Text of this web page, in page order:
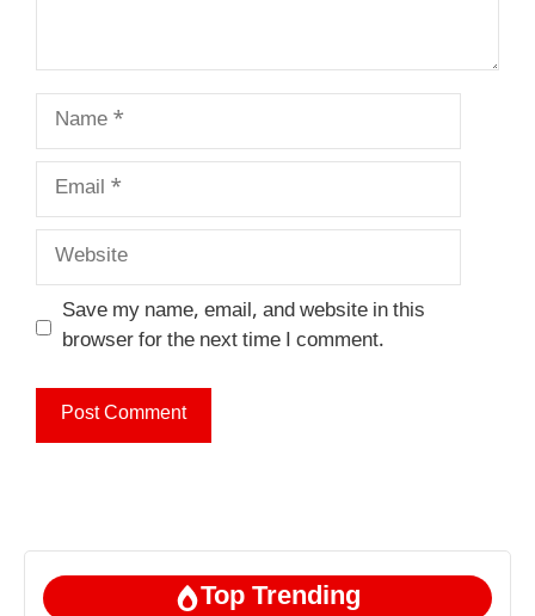
Name
Email
Website
Save my name, email, and website in this
browser for the next time I comment.
Top Trending